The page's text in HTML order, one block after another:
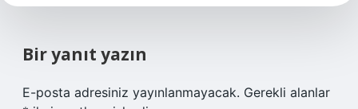
Bir yanıt yazın
E-posta adresiniz yayınlanmayacak. Gerekli alanlar